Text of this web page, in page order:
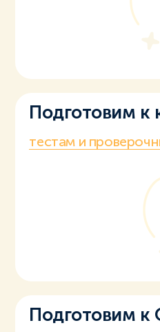
Подготовим к
тестам и
Подготовим к